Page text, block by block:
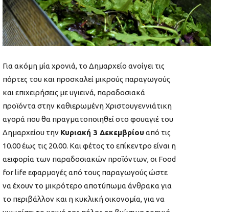
Για ακόμη μία χρονιά, το Δημαρχείο ανοίγει τις
πόρτες του και προσκαλεί μικρούς παραγωγούς
και επιχειρήσεις με υγιεινά, παραδοσιακά
προϊόντα στην καθιερωμένη Χριστουγεννιάτικη
αγορά που θα πραγματοποιηθεί στο φουαγιέ του
Δημαρχείου την Κυριακή 3 Δεκεμβρίου από τις
10.00 έως τις 20.00. Και φέτος το επίκεντρο είναι η
αειφορία των παραδοσιακών προϊόντων, οι Food
for life εφαρμογές από τους παραγωγούς ώστε
να έχουν το μικρότερο αποτύπωμα άνθρακα για
το περιβάλλον και η κυκλική οικονομία, για να